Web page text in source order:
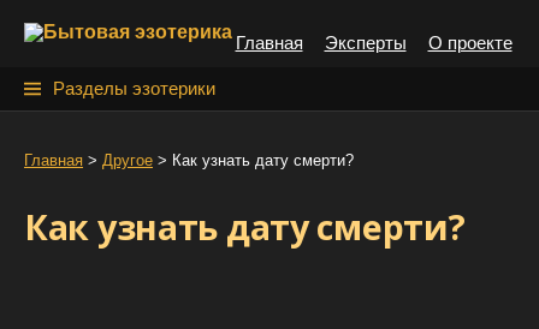
Главная Эксперты О проекте
Разделы эзотерики
Главная > Другое > Как узнать дату смерти?
Как узнать дату смерти?